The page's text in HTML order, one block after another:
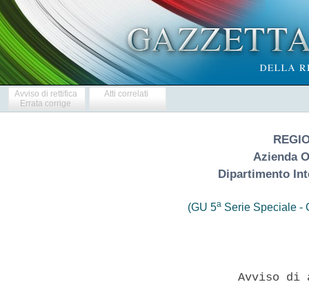
Avviso di rettifica
Errata corrige
Atti correlati
Azienda
Dipartimento
(GU 5a Serie Speciale -
Avviso